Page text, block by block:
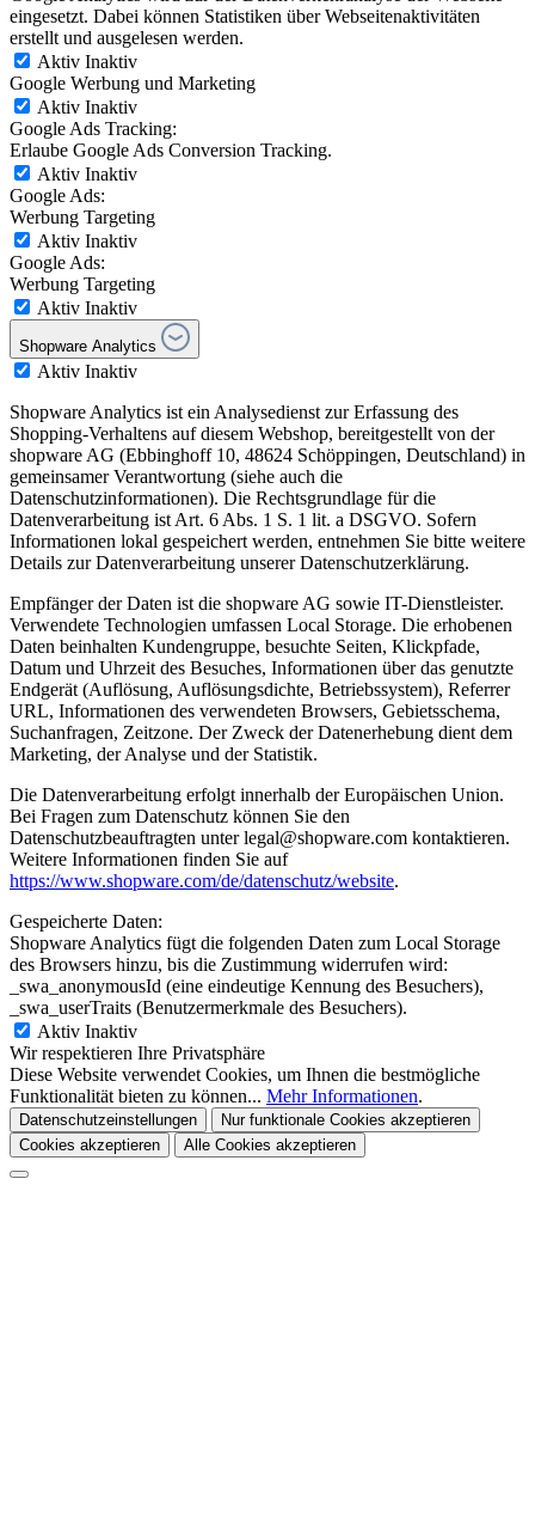
eingesetzt. Dabei können Statistiken über Webseitenaktivitäten
erstellt und ausgelesen werden.
Aktiv Inaktiv
Google Werbung und Marketing
Aktiv Inaktiv
Google Ads Tracking:
Erlaube Google Ads Conversion Tracking.
Aktiv Inaktiv
Google Ads:
Werbung Targeting
Aktiv Inaktiv
Google Ads:
Werbung Targeting
Aktiv Inaktiv
Shopware Analytics
Aktiv Inaktiv
Shopware Analytics ist ein Analysedienst zur Erfassung des
Shopping-Verhaltens auf diesem Webshop, bereitgestellt von der
shopware AG (Ebbinghoff 10, 48624 Schöppingen, Deutschland) in
gemeinsamer Verantwortung (siehe auch die
Datenschutzinformationen). Die Rechtsgrundlage für die
Datenverarbeitung ist Art. 6 Abs. 1 S. 1 lit. a DSGVO. Sofern
Informationen lokal gespeichert werden, entnehmen Sie bitte weitere
Details zur Datenverarbeitung unserer Datenschutzerklärung.
Empfänger der Daten ist die shopware AG sowie IT-Dienstleister.
Verwendete Technologien umfassen Local Storage. Die erhobenen
Daten beinhalten Kundengruppe, besuchte Seiten, Klickpfade,
Datum und Uhrzeit des Besuches, Informationen über das genutzte
Endgerät (Auflösung, Auflösungsdichte, Betriebssystem), Referrer
URL, Informationen des verwendeten Browsers, Gebietsschema,
Suchanfragen, Zeitzone. Der Zweck der Datenerhebung dient dem
Marketing, der Analyse und der Statistik.
Die Datenverarbeitung erfolgt innerhalb der Europäischen Union.
Bei Fragen zum Datenschutz können Sie den
Datenschutzbeauftragten unter legal@shopware.com kontaktieren.
Weitere Informationen finden Sie auf
https://www.shopware.com/de/datenschutz/website.
Gespeicherte Daten:
Shopware Analytics fügt die folgenden Daten zum Local Storage
des Browsers hinzu, bis die Zustimmung widerrufen wird:
_swa_anonymousId (eine eindeutige Kennung des Besuchers),
_swa_userTraits (Benutzermerkmale des Besuchers).
Aktiv Inaktiv
Wir respektieren Ihre Privatsphäre
Diese Website verwendet Cookies, um Ihnen die bestmögliche
Funktionalität bieten zu können... Mehr Informationen.
Datenschutzeinstellungen
Nur funktionale Cookies akzeptieren
Cookies akzeptieren
Alle Cookies akzeptieren